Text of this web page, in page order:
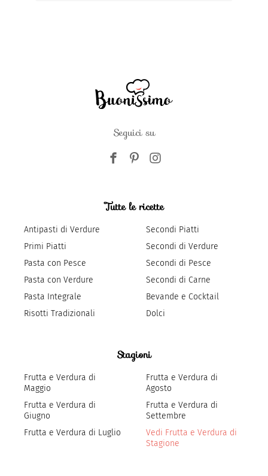
Seguici su
Tutte le ricette
Antipasti di Verdure
Primi Piatti
Pasta con Pesce
Pasta con Verdure
Pasta Integrale
Risotti Tradizionali
Secondi Piatti
Secondi di Verdure
Secondi di Pesce
Secondi di Carne
Bevande e Cocktail
Dolci
Stagioni
Frutta e Verdura di
Maggio
Frutta e Verdura di
Giugno
Frutta e Verdura di Luglio
Frutta e Verdura di
Agosto
Frutta e Verdura di
Settembre
Vedi Frutta e Verdura di
Stagione